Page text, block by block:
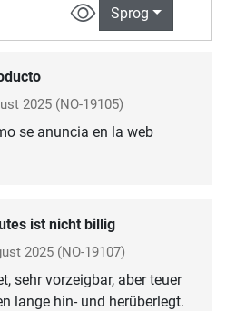
Sprog
2025 (NO-19105)
se anuncia en la web
ist nicht billig
2025 (NO-19107)
sehr vorzeigbar, aber teuer
lange hin- und herüberlegt.